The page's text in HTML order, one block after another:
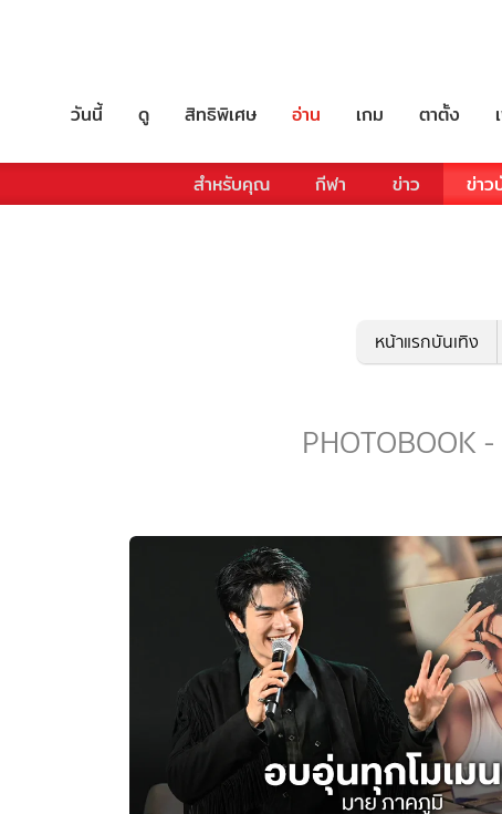
วันนี้ ดู สิทธิพิเศษ อ่าน เกม ตาตั้ง
สำหรับคุณ กีฬา ข่าว ข่าว
หน้าแรกบันเทิง
PHOTOBOOK